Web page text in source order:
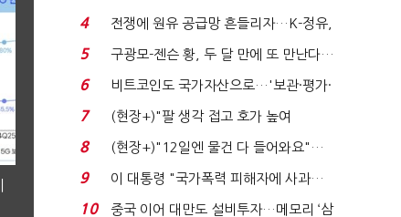
는 추가투표 때리기...
4
전쟁에 원유 공급망 흔들리자…K-정유,
에너지안보 핵심...
5
구광모-젠슨 황, 두 달 만에 또 만난다…
로봇·AI 등 논...
6
비트코인도 국가자산으로…'보관·평가·
처분' 기준은 ...
7
(현장+)"팔 생각 접고 호가 높여
요"…'덜 똘똘한 한 채' 20...
8
(현장+)"12일엔 물건 다 들어와요"…
빈 매대 채우며 문 연 ...
9
이 대통령 "국가폭력 피해자에 사과…
적극적 조사로 진...
10
중국 이어 대만도 설비투자…메모리 ‘삼